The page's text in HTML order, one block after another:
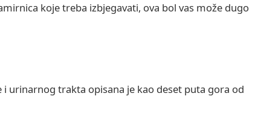
koje treba izbjegavati, ova bol vas može dugo
urinarnog trakta opisana je kao deset puta gora od